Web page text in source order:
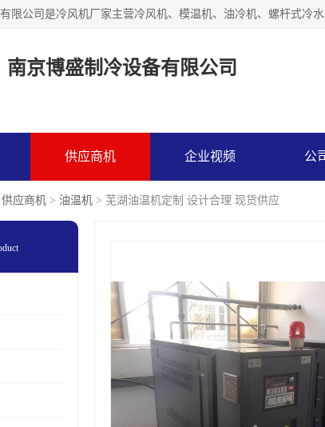
南京博盛制冷设备有限公司
供应商机 企业视频 公
供应商机 > 油温机 > 芜湖油温机定制 设计合理 现货供应